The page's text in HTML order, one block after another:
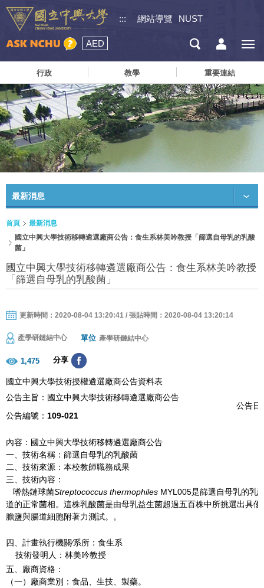
::: 網站導覽 NUST
AED
行政 教學 重要連結
最新消息
首頁
最新消息
國立中興大學技術移轉遴選廠商公告：食生系林美吟教授「篩選自母乳的乳酸
菌」
國立中興大學技術移轉遴選廠商公告：食生系林美吟教授
「篩選自母乳的乳酸菌」
更新時間：2020-08-04 13:20:41 / 張貼時間：2020-08-04 13:20:14
產學研鏈結中心 單位 產學研鏈結中心
1,475 分享
國立中興大學技術授權遴選廠商公告資料表
公告主旨：國立中興大學技術移轉遴選廠商公告
公告日
公告編號： 109-021
內容：國立中興大學技術移轉遴選廠商公告
一、技術名稱：篩選自母乳的乳酸菌
二、技術來源：本校教師職務成果
三、技術內容：
嗜熱鏈球菌Streptococcus thermophiles MYL005是篩選自母乳的乳
道的正常菌相。這株乳酸菌是由母乳益生菌超過五百株中所挑選出具
膽鹽與腸道細胞附著力測試。。
四、計畫執行機關∕系所：食生系
技術發明人：林美吟教授
五、廠商資格：
（一）廠商業別：食品、生技、製藥。